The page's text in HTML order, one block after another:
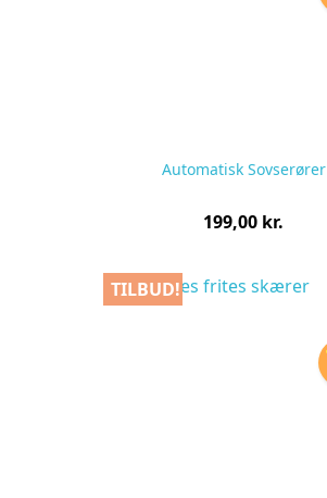
Automatisk Sovserører
Pris
199,00 kr.
TILBUD!